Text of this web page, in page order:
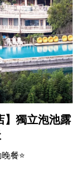
】獨立泡池露
餐⭐